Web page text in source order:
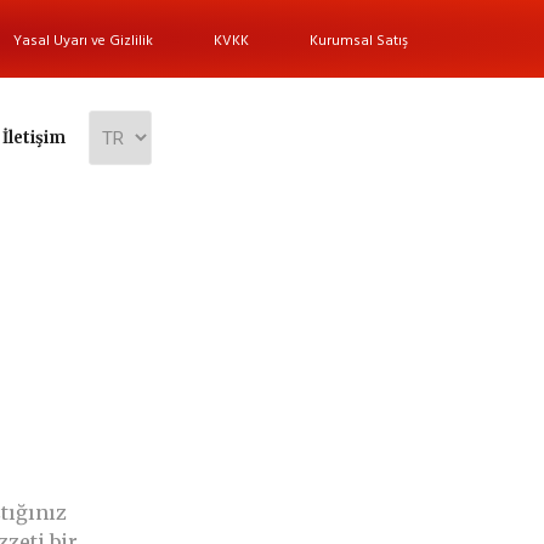
Yasal Uyarı ve Gizlilik KVKK Kurumsal Satış
İletişim